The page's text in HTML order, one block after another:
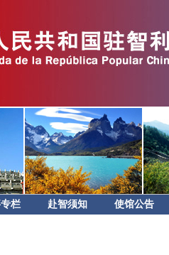
栏 赴智须知 使馆公告